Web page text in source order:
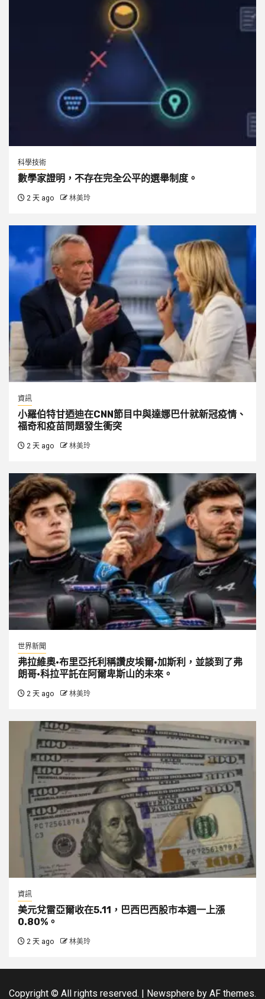
科學技術
數學家證明，不存在完全公平的選舉制度。
2 天 ago 林美玲
資訊
小羅伯特甘迺迪在CNN節目中與達娜巴什就新冠疫情、
福奇和疫苗問題發生衝突
2 天 ago 林美玲
世界新聞
弗拉維奧·布里亞托利稱讚皮埃爾·加斯利，並談到了弗
朗哥·科拉平託在阿爾卑斯山的未來。
2 天 ago 林美玲
資訊
美元兌雷亞爾收在5.11，巴西巴西股市本週一上漲
0.80%。
2 天 ago 林美玲
Copyright © All rights reserved. | Newsphere by AF themes.